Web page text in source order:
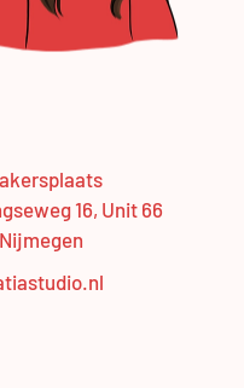
16, Unit 66